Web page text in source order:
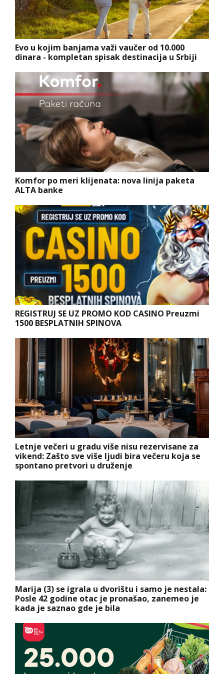
Evo u kojim banjama važi vaučer od 10.000
dinara - kompletan spisak destinacija u Srbiji
Komfor po meri klijenata: nova linija paketa
ALTA banke
REGISTRUJ SE UZ PROMO KOD CASINO Preuzmi
1500 BESPLATNIH SPINOVA
Letnje večeri u gradu više nisu rezervisane za
vikend: Zašto sve više ljudi bira večeru koja se
spontano pretvori u druženje
Marija (3) se igrala u dvorištu i samo je nestala:
Posle 42 godine otac je pronašao, zanemeo je
kada je saznao gde je bila